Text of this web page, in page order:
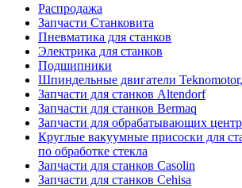
Распродажа
Запчасти Станковита
Пневматика для станков
Электрика для станков
Подшипники
Шпиндельные двигатели
Запчасти для станков Altendorf
Запчасти для станков Bermaq
Запчасти для обрабатывающих
Круглые вакуумные присоски для
по обработке стекла
Запчасти для станков Casolin
Запчасти для станков Cehisa